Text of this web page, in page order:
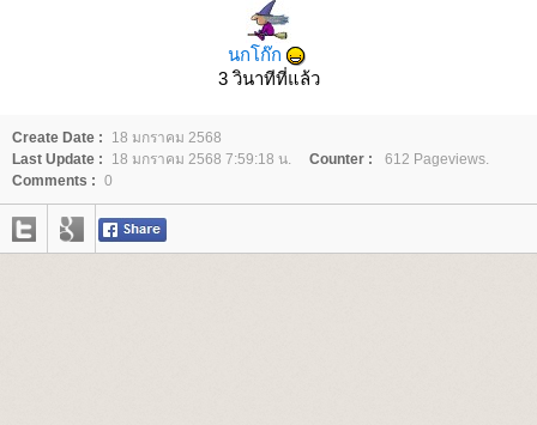
นกโก๊ก
3 วินาทีที่แล้ว
Create Date :
18 มกราคม 2568
Last Update :
18 มกราคม 2568 7:59:18 น. Counter :
612 Pageviews.
Comments : 0